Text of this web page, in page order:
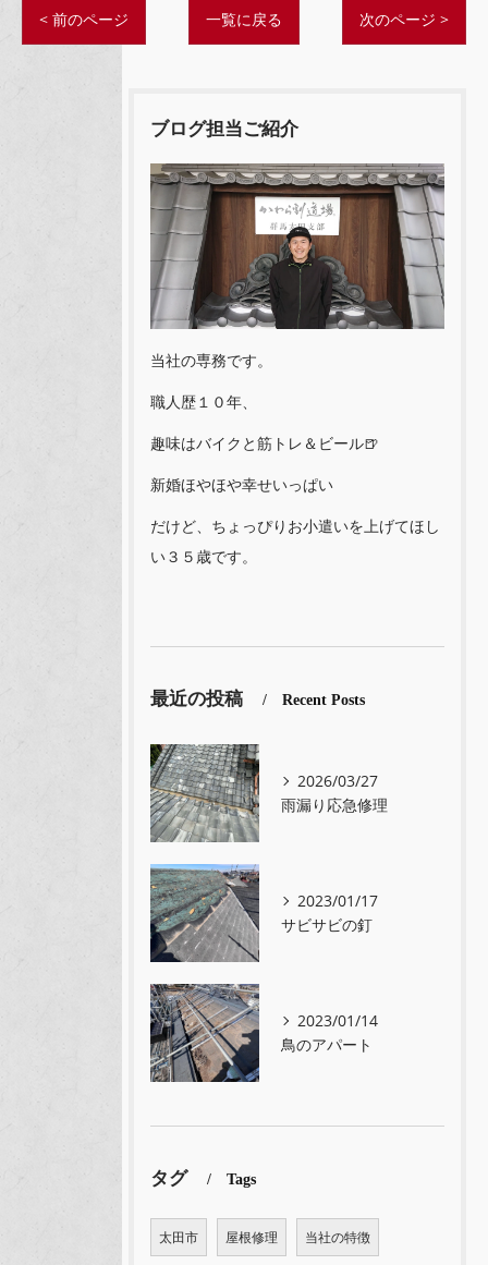
< 前のページ 一覧に戻る 次のページ >
ブログ担当ご紹介
当社の専務です。
職人歴１０年、
趣味はバイクと筋トレ＆ビール🍺
新婚ほやほや幸せいっぱい
だけど、ちょっぴりお小遣いを上げてほし
い３５歳です。
最近の投稿 Recent Posts
2026/03/27
雨漏り応急修理
2023/01/17
サビサビの釘
2023/01/14
鳥のアパート
タグ Tags
太田市 屋根修理 当社の特徴